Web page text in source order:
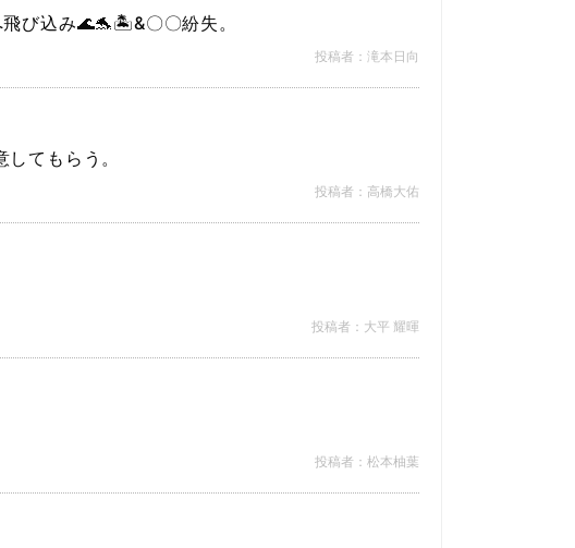
び込み🌊🐬🏝&〇〇紛失。
投稿者：滝本日向
てもらう。
投稿者：高橋大佑
投稿者：大平 耀暉
投稿者：松本柚葉